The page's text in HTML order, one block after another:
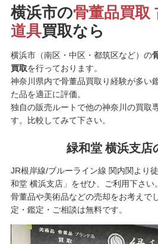
横浜市の骨董品買取
道具買取なら
横浜市（南区・中区・都筑区など）の
買取を行っております。
神奈川県内で骨董品買取り経験が多い
た品を適正に評価。
独自の販売ルートで他の神奈川の買取
す。比較してみて下さい。
緑和堂 横浜支店
JR根岸線/ブルーライン線 関内関より
和堂 横浜支店」をぜひ、ご利用下さい。
骨董品や美術品などの売却をお考えで
定・鑑定・ご相談は無料です。